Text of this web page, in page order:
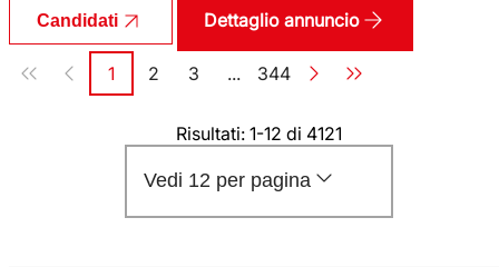
Candidati Dettaglio annuncio
Paginazione
Pagina
1 Pagina
2 Pagina
3 ... Pagina
344
Risultati: 1-12 di 4121
Vedi 12 per pagina